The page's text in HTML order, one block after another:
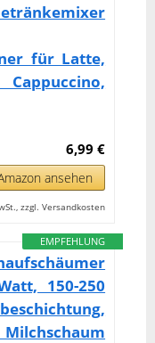
für Latte,
6,99 €
ansehen
zzgl. Versandkosten
EMPFEHLUNG
150-250